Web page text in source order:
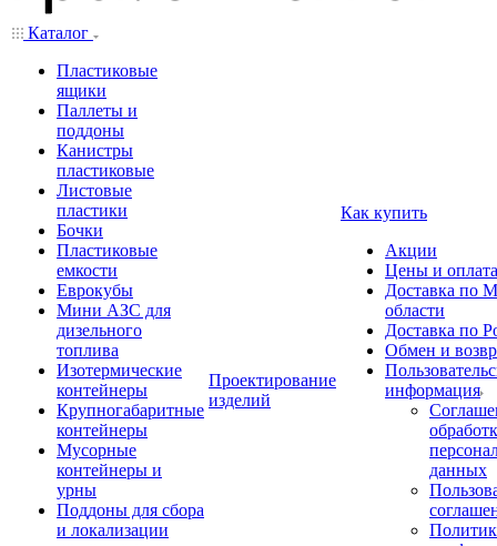
Каталог
Пластиковые
ящики
Паллеты и
поддоны
Канистры
пластиковые
Листовые
пластики
Бочки
Пластиковые
емкости
Еврокубы
Мини АЗС для
дизельного
топлива
Изотермические
контейнеры
Крупногабаритные
контейнеры
Мусорные
контейнеры и
урны
Поддоны для сбора
и локализации
Проектирование
изделий
Как купить
Акции
Цены и оплата
Доставка по
области
Доставка по
Обмен и
информация
данных